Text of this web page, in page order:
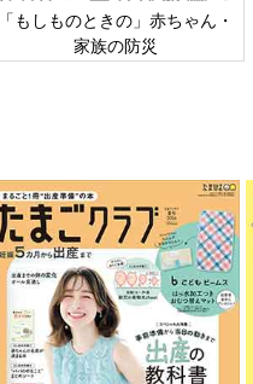
さなお子さんを育てている
は大変ではないですか？』
ーに捉えられるよう、心を
ういうハッピーワードは、
にメモしています」（鈴木
は、やはり鈴木さんの笑顔
ッフはみんな、いつの間に
も笑顔の鈴木あきえちゃん
「もしものときの」赤ちゃん・
家族の防災